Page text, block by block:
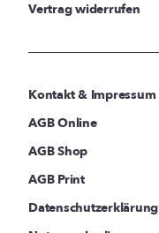
Vertrag widerrufen
Kontakt & Impressum
AGB Online
AGB Shop
AGB Print
Datenschutzerklärung